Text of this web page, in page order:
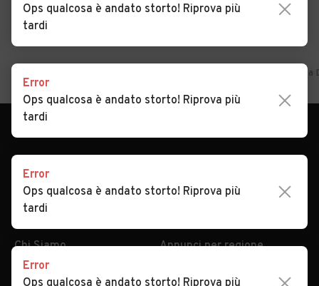
Auto usate in vendita
Chi Siamo
Serve aiuto?
Annunci per regione
Ops qualcosa è andato storto! Riprova più
tardi
Error
Ops qualcosa è andato storto! Riprova più
tardi
Error
Ops qualcosa è andato storto! Riprova più
tardi
Error
Ops qualcosa è andato storto! Riprova più